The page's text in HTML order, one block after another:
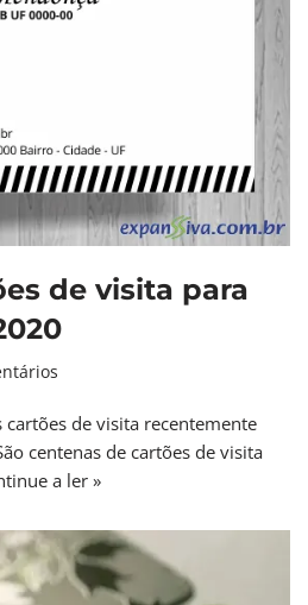
de visita para
de visita recentemente
centenas de cartões de visita
a ler »